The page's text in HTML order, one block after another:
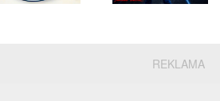
REKLAMA